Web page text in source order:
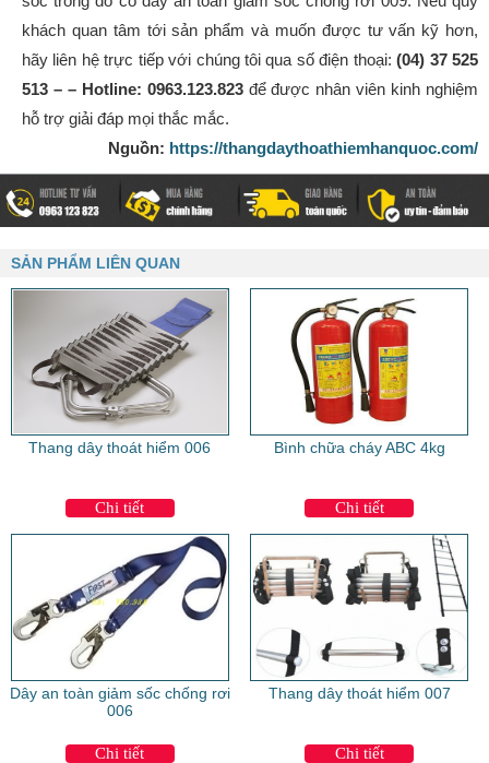
khách quan tâm tới sản phẩm và muốn được tư vấn kỹ hơn,
hãy liên hệ trực tiếp với chúng tôi qua số điện thoại:(04) 37 525
513 – – Hotline: 0963.123.823để được nhân viên kinh nghiệm
hỗ trợ giải đáp mọi thắc mắc.
Nguồn: https://thangdaythoathiemhanquoc.com/
SẢN PHẨM LIÊN QUAN
Thang dây thoát hiểm 006
Chi tiết
Bình chữa cháy ABC 4kg
Chi tiết
Dây an toàn giảm sốc chống rơi
006
Chi tiết
Thang dây thoát hiểm 007
Chi tiết